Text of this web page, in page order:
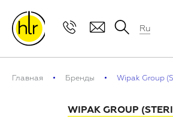
Ru
Главная Бренды Wipak Group
WIPAK GROUP